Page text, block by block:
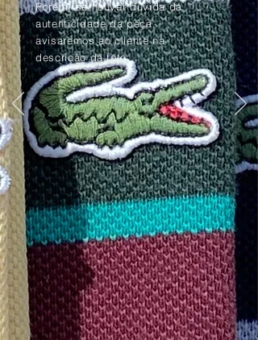
Porém, se houver dúvida da
autenticidade da peça,
avisaremos ao cliente na
descrição da foto.